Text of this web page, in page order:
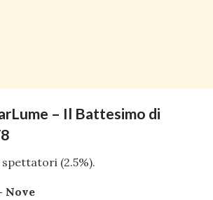
– Il Battesimo di
spettatori (2.5%).
Nove